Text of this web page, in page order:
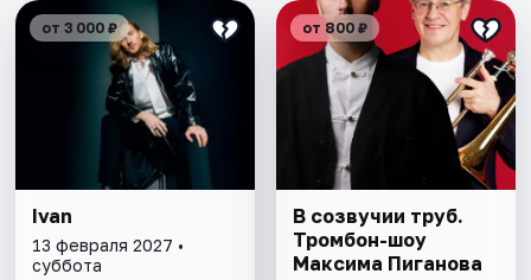
от 3 000 ₽
Ivan
13 февраля 2027 •
суббота
от 800 ₽
В созвучии труб.
Тромбон-шоу
Максима Пиганова